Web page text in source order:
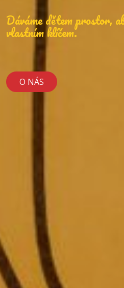
Dáváme dětem prostor,
vlastním klíčem.
O NÁS